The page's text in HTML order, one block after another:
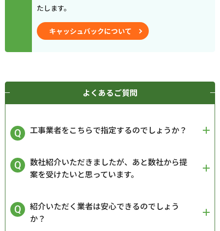
たします。
キャッシュバックについて
よくあるご質問
工事業者をこちらで指定するのでしょうか？
数社紹介いただきましたが、あと数社から提
案を受けたいと思っています。
紹介いただく業者は安心できるのでしょう
か？